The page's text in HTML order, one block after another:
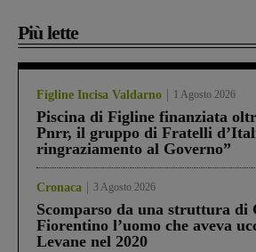
Più lette
Figline Incisa Valdarno 1 Agosto 2026
Piscina di Figline finanziata
Pnrr, il gruppo di Fratelli
ringraziamento al Governo”
Cronaca 3 Agosto 2026
Scomparso da una struttura di
Fiorentino l’uomo che aveva
Levane nel 2020